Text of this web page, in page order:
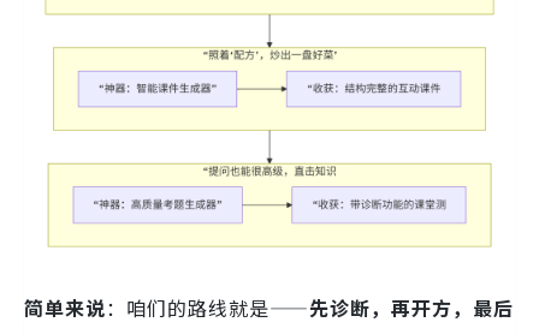
简单来说：咱们的路线就是——先诊断，再开方，最后